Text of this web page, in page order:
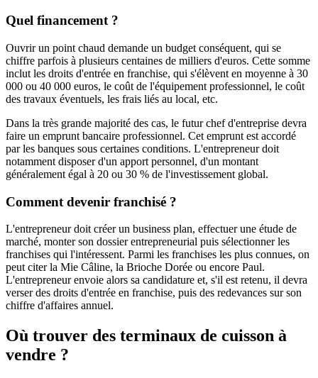
Quel financement ?
Ouvrir un point chaud demande un budget conséquent, qui se
chiffre parfois à plusieurs centaines de milliers d'euros. Cette somme
inclut les droits d'entrée en franchise, qui s'élèvent en moyenne à 30
000 ou 40 000 euros, le coût de l'équipement professionnel, le coût
des travaux éventuels, les frais liés au local, etc.
Dans la très grande majorité des cas, le futur chef d'entreprise devra
faire un emprunt bancaire professionnel. Cet emprunt est accordé
par les banques sous certaines conditions. L'entrepreneur doit
notamment disposer d'un apport personnel, d'un montant
généralement égal à 20 ou 30 % de l'investissement global.
Comment devenir franchisé ?
L'entrepreneur doit créer un business plan, effectuer une étude de
marché, monter son dossier entrepreneurial puis sélectionner les
franchises qui l'intéressent. Parmi les franchises les plus connues, on
peut citer la Mie Câline, la Brioche Dorée ou encore Paul.
L'entrepreneur envoie alors sa candidature et, s'il est retenu, il devra
verser des droits d'entrée en franchise, puis des redevances sur son
chiffre d'affaires annuel.
Où trouver des terminaux de cuisson à
vendre ?